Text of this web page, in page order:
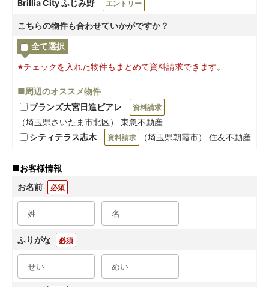
Brillia City ふじみ野 エントリー
こちらの物件も合わせていかがですか？
全て選択
※チェックを入れた物件もまとめて資料請求できます。
■周辺のオススメ物件
ブランズ大宮日進ビアレ
資料請求
（埼玉県さいたま市北区） 東急不動産
シティテラス志木
資料請求 （埼玉県朝霞市） 住友不動産
■お客様情報
お名前
必須
ふりがな 必須